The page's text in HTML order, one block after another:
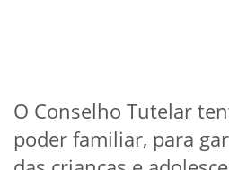
O Conselho Tutelar
poder familiar, para